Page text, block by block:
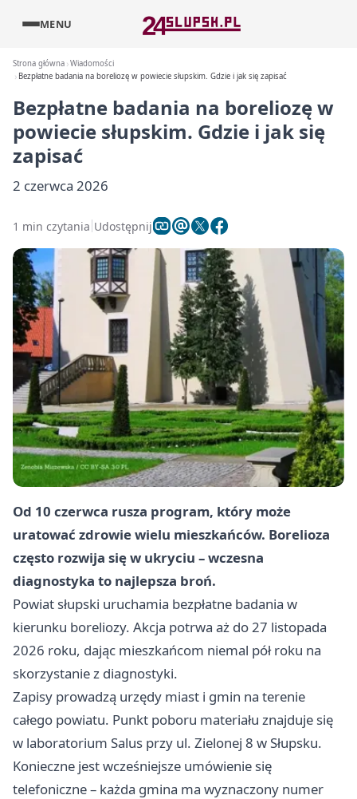
MENU
Strona główna Wiadomości
Bezpłatne badania na boreliozę w powiecie słupskim. Gdzie i jak się zapisać
Bezpłatne badania na boreliozę w
powiecie słupskim. Gdzie i jak się
zapisać
2 czerwca 2026
1 min czytania Udostępnij
Od 10 czerwca rusza program, który może
uratować zdrowie wielu mieszkańców. Borelioza
często rozwija się w ukryciu – wczesna
diagnostyka to najlepsza broń.
Powiat słupski uruchamia bezpłatne badania w
kierunku boreliozy. Akcja potrwa aż do 27 listopada
2026 roku, dając mieszkańcom niemal pół roku na
skorzystanie z diagnostyki.
Zapisy prowadzą urzędy miast i gmin na terenie
całego powiatu. Punkt poboru materiału znajduje się
w laboratorium Salus przy ul. Zielonej 8 w Słupsku.
Konieczne jest wcześniejsze umówienie się
telefoniczne – każda gmina ma wyznaczony numer